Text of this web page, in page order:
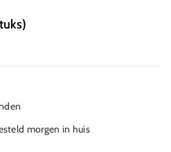
morgen in huis